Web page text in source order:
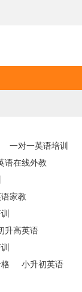
一对一英语培训
语在线外教
家教
升高英语
小升初英语